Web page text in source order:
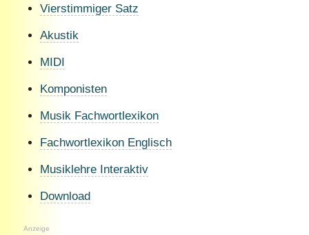
Vierstimmiger Satz
Akustik
MIDI
Komponisten
Musik Fachwortlexikon
Fachwortlexikon Englisch
Musiklehre Interaktiv
Download
Anzeige